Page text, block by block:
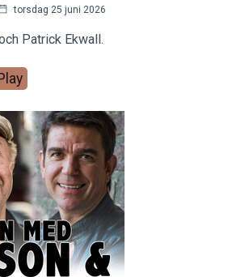
torsdag 25 juni 2026
Patrick Ekwall.